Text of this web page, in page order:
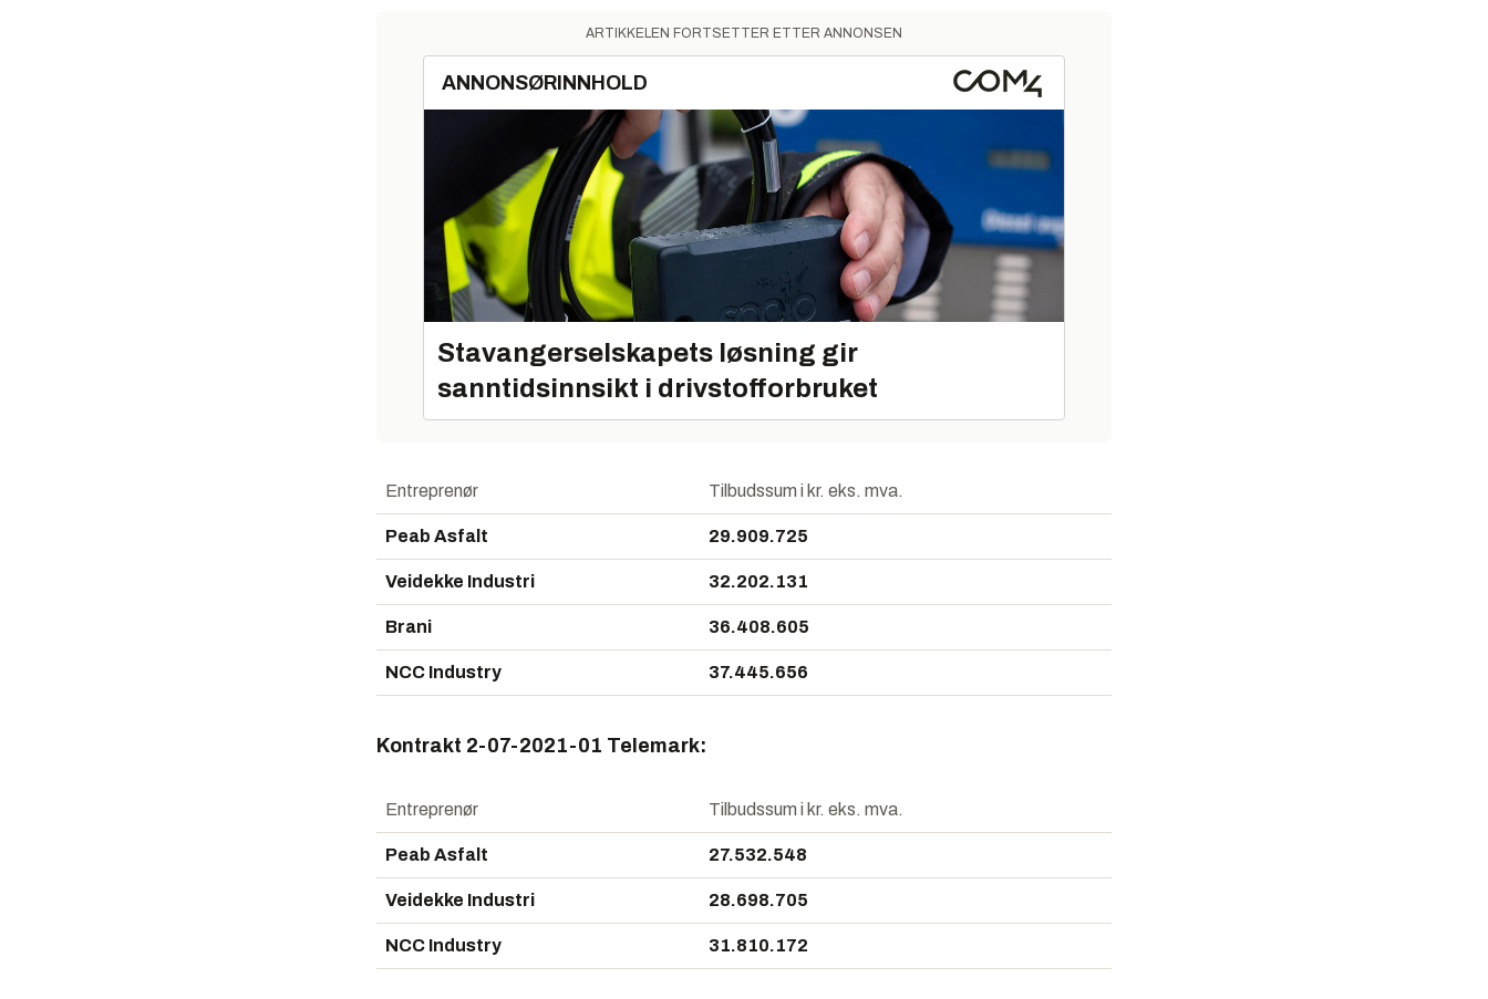
ARTIKKELEN FORTSETTER ETTER ANNONSEN
ANNONSØRINNHOLD
Stavangerselskapets løsning gir
sanntidsinnsikt i drivstofforbruket
Entreprenør Tilbudssum i kr. eks. mva.
Peab Asfalt 29.909.725
Veidekke Industri 32.202.131
Brani 36.408.605
NCC Industry 37.445.656
Kontrakt 2-07-2021-01 Telemark:
Entreprenør Tilbudssum i kr. eks. mva.
Peab Asfalt 27.532.548
Veidekke Industri 28.698.705
NCC Industry 31.810.172